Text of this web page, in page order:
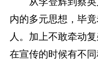
内的多元思想，毕
人。加上不敢牵动
在宣传的时候有不同